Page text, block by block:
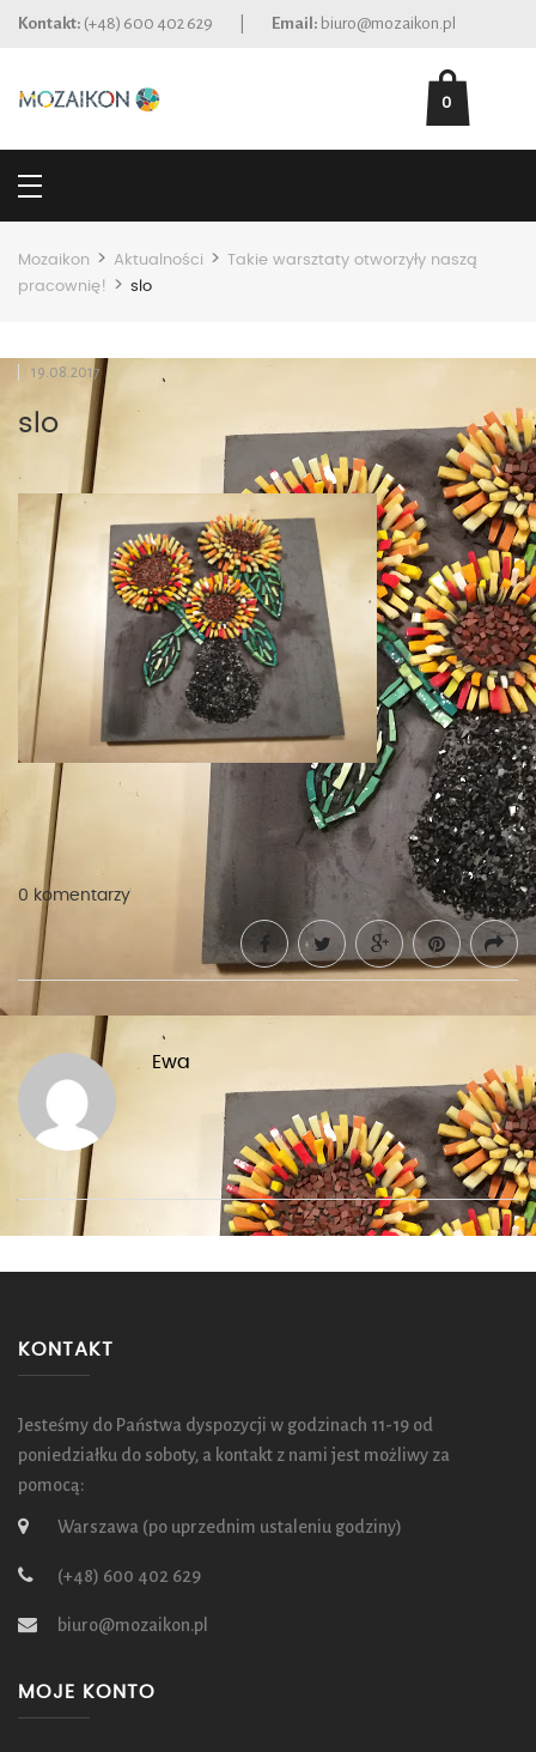
Kontakt: (+48) 600 402 629 Email: biuro@mozaikon.pl
0
Mozaikon > Aktualności > Takie warsztaty otworzyły naszą
pracownię!
> slo
19.08.2017
slo
0 komentarzy
Ewa
KONTAKT
Jesteśmy do Państwa dyspozycji w godzinach 11-19 od
poniedziałku do soboty, a kontakt z nami jest możliwy za
pomocą:
Warszawa (po uprzednim ustaleniu godziny)
(+48) 600 402 629
biuro@mozaikon.pl
MOJE KONTO